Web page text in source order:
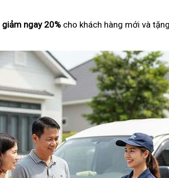
giảm ngay 20% cho khách hàng mới và